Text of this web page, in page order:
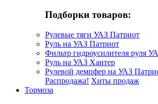
Подборки товаров:
Рулевые тяги УАЗ Патриот
Руль на УАЗ Патриот
Фильтр гидроусилителя руля
Руль на УАЗ Хантер
Рулевой демпфер на УАЗ
Распродажа! Хиты продаж
Тормоза